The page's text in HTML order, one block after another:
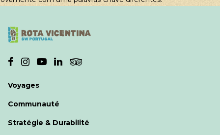
Voyages
Communauté
Stratégie & Durabilité